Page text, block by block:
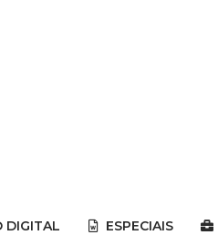
DIGITAL ESPECIAIS